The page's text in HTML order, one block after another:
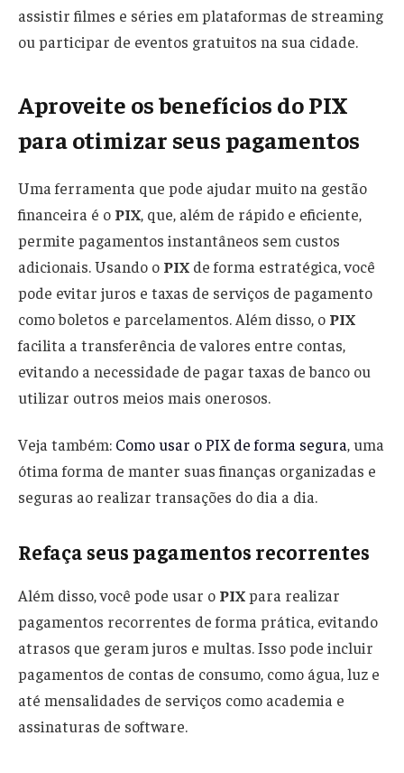
assistir filmes e séries em plataformas de streaming
ou participar de eventos gratuitos na sua cidade.
Aproveite os benefícios do PIX
para otimizar seus pagamentos
Uma ferramenta que pode ajudar muito na gestão
financeira é o PIX, que, além de rápido e eficiente,
permite pagamentos instantâneos sem custos
adicionais. Usando o PIX de forma estratégica, você
pode evitar juros e taxas de serviços de pagamento
como boletos e parcelamentos. Além disso, o PIX
facilita a transferência de valores entre contas,
evitando a necessidade de pagar taxas de banco ou
utilizar outros meios mais onerosos.
Veja também: Como usar o PIX de forma segura, uma
ótima forma de manter suas finanças organizadas e
seguras ao realizar transações do dia a dia.
Refaça seus pagamentos recorrentes
Além disso, você pode usar o PIXpara realizar
pagamentos recorrentes de forma prática, evitando
atrasos que geram juros e multas. Isso pode incluir
pagamentos de contas de consumo, como água, luz e
até mensalidades de serviços como academia e
assinaturas de software.